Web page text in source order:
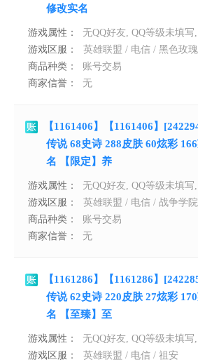
修改实名
游戏属性：
无QQ好友, QQ等级未填
游戏区服：
英雄联盟 / 电信 / 黑色玫瑰
商品种类：
账号交易
商家信誉：
无
【1161406】【1161406】
传说 68史诗 288皮肤 60炫彩
名 【限定】养
游戏属性：
无QQ好友, QQ等级未填
游戏区服：
英雄联盟 / 电信 / 战争学院
商品种类：
账号交易
商家信誉：
无
【1161286】【1161286】
传说 62史诗 220皮肤 27炫彩
名 【至臻】至
游戏属性：
无QQ好友, QQ等级未填
游戏区服：
英雄联盟 / 电信 / 祖安